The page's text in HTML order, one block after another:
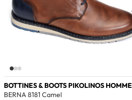
BOTTINES & BOOTS PIKOLINOS HOMME
BERNA 8181 Camel